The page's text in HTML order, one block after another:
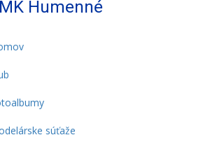
Humenné
súťaže